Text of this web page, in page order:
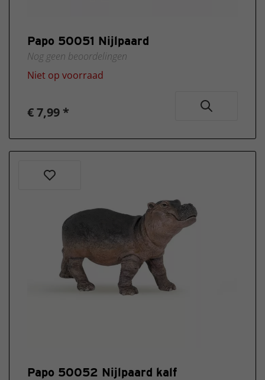
Papo 50051 Nijlpaard
Nog geen beoordelingen
Niet op voorraad
€ 7,99 *
Papo 50052 Nijlpaard kalf